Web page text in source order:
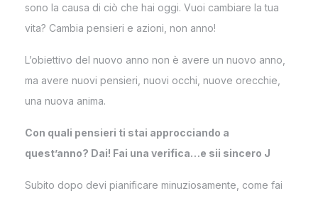
sono la causa di ciò che hai oggi. Vuoi cambiare la tua
vita? Cambia pensieri e azioni, non anno!
L’obiettivo del nuovo anno non è avere un nuovo anno,
ma avere nuovi pensieri, nuovi occhi, nuove orecchie,
una nuova anima.
Con quali pensieri ti stai approcciando a
quest’anno? Dai! Fai una verifica…e sii sincero J
Subito dopo devi pianificare minuziosamente, come fai